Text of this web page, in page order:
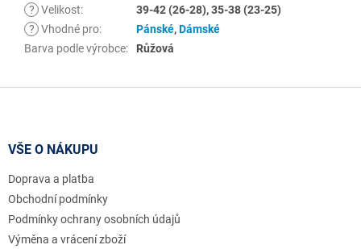
? Velikost:
39-42 (26-28), 35-38 (23-25)
? Vhodné pro: Pánské,Dámské
Barva podle výrobce: Růžová
VŠE O NÁKUPU
Doprava a platba
Obchodní podmínky
Podmínky ochrany osobních údajů
Výměna a vrácení zboží